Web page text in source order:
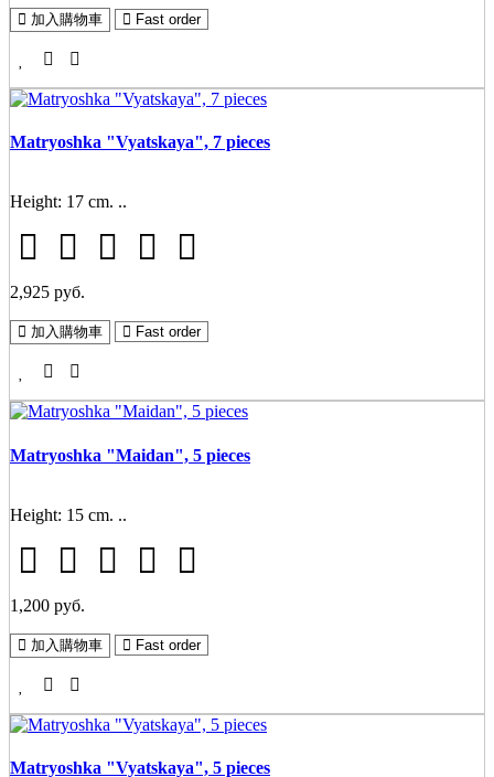
加入購物車 Fast order
Matryoshka "Vyatskaya", 7 pieces
Height: 17 cm. ..
2,925 руб.
加入購物車 Fast order
Matryoshka "Maidan", 5 pieces
Height: 15 cm. ..
1,200 руб.
加入購物車 Fast order
Matryoshka "Vyatskaya", 5 pieces